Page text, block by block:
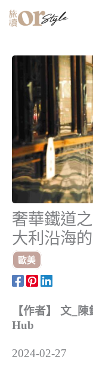
奢華鐵道
大利沿海
歐美
【作者】 文_
Hub
2024-02-27